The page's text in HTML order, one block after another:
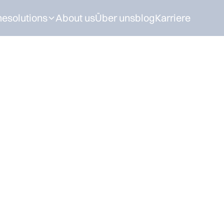
solutions About usÜber unsblogKarriere